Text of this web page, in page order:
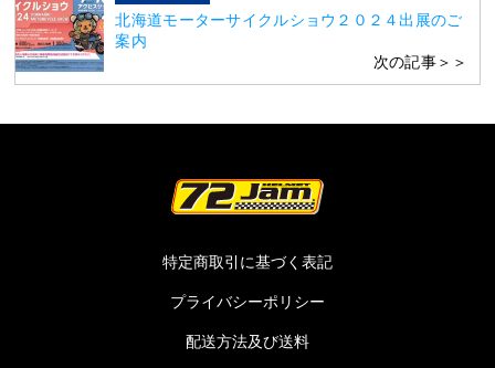
北海道モーターサイクルショウ２０２４出展のご
案内
次の記事＞＞
特定商取引に基づく表記
プライバシーポリシー
配送方法及び送料